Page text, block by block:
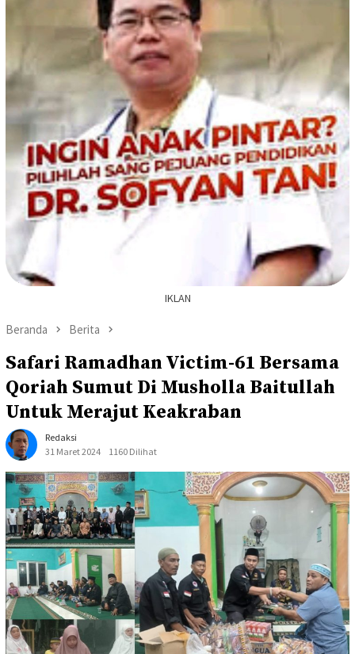
IKLAN
Beranda Berita
Safari Ramadhan Victim-61 Bersama
Qoriah Sumut Di Musholla Baitullah
Untuk Merajut Keakraban
Redaksi
31 Maret 2024
1160 Dilihat